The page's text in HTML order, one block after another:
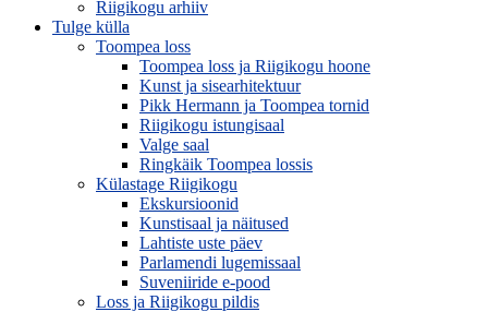
Riigikogu arhiiv
Tulge külla
Toompea loss
Toompea loss ja Riigikogu hoone
Kunst ja sisearhitektuur
Pikk Hermann ja Toompea tornid
Riigikogu istungisaal
Valge saal
Ringkäik Toompea lossis
Külastage Riigikogu
Ekskursioonid
Kunstisaal ja näitused
Lahtiste uste päev
Parlamendi lugemissaal
Suveniiride e-pood
Loss ja Riigikogu pildis